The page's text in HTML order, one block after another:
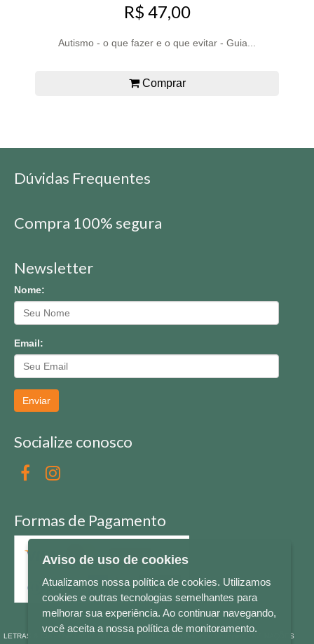
R$ 47,00
Autismo - o que fazer e o que evitar - Guia...
Comprar
Dúvidas Frequentes
Compra 100% segura
Newsletter
Nome:
Email:
Enviar
Socialize conosco
Formas de Pagamento
LETRAS & CIA - CNPJ n° 88.587.548/0001-20 - Térreo Bourbon Shopping - AV. NAÇÕES
Aviso de uso de cookies
Atualizamos nossa política de cookies. Utilizamos
cookies e outras tecnologias semelhantes para
melhorar sua experiência. Ao continuar navegando,
você aceita a nossa política de monitoramento.